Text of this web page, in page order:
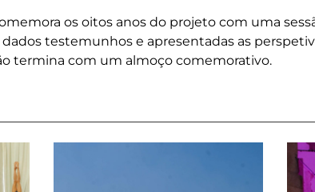
os oitos anos do projeto com uma
dados testemunhos e apresentadas as
termina com um almoço comemorativo.